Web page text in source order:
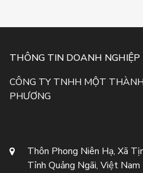
THÔNG TIN DOANH NGHIỆP
CÔNG TY TNHH MỘT
PHƯƠNG
Thôn Phong Niên Hạ, Xã
Tỉnh Quảng Ngãi, Việt Nam